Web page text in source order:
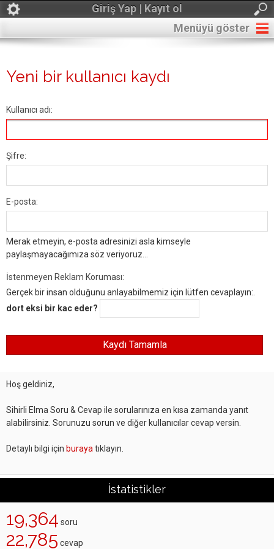
Giriş Yap | Kayıt ol
Menüyü göster
Yeni bir kullanıcı kaydı
Kullanıcı adı:
Şifre:
E-posta:
Merak etmeyin, e-posta adresinizi asla kimseyle
paylaşmayacağımıza söz veriyoruz...
İstenmeyen Reklam Koruması:
Gerçek bir insan olduğunu anlayabilmemiz için lütfen cevaplayın:.
dort eksi bir kac eder?
Hoş geldiniz,
Sihirli Elma Soru & Cevap ile sorularınıza en kısa zamanda yanıt
alabilirsiniz. Sorunuzu sorun ve diğer kullanıcılar cevap versin.
Detaylı bilgi için buraya tıklayın.
İstatistikler
19,364 soru
22,785 cevap